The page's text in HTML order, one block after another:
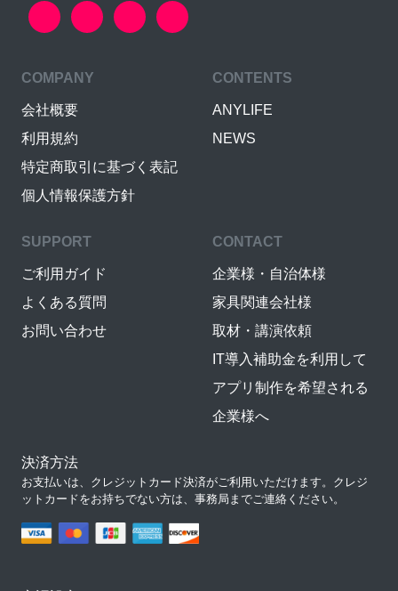
COMPANY
会社概要
利用規約
特定商取引に基づく表記
個人情報保護方針
CONTENTS
ANYLIFE
NEWS
SUPPORT
ご利用ガイド
よくある質問
お問い合わせ
CONTACT
企業様・自治体様
家具関連会社様
取材・講演依頼
IT導入補助金を利用して
アプリ制作を希望される
企業様へ
決済方法
お支払いは、クレジットカード決済がご利用いただけます。クレジ
ットカードをお持ちでない方は、事務局までご連絡ください。